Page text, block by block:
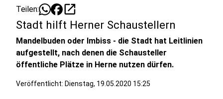
Teilen: open_in_new
Stadt hilft Herner Schaustellern
Mandelbuden oder Imbiss - die Stadt hat Leitlinien
aufgestellt, nach denen die Schausteller
öffentliche Plätze in Herne nutzen dürfen.
Veröffentlicht: Dienstag, 19.05.2020 15:25